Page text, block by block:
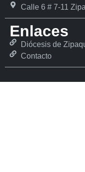
Calle 6 # 7-11
Enlaces
Diócesis de
Contacto